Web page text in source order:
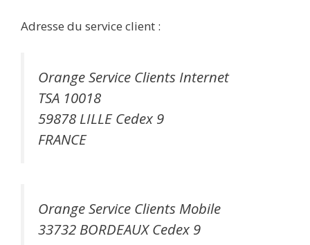
Adresse du service client :
Orange Service Clients Internet
TSA 10018
59878 LILLE Cedex 9
FRANCE
Orange Service Clients Mobile
33732 BORDEAUX Cedex 9